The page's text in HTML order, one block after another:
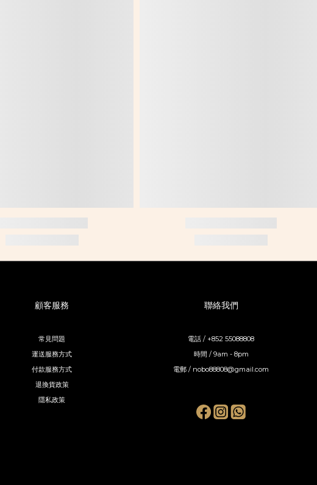
顧客服務
常見問題
運送服務方式
付款服務方式
退換貨政策
隱私政策
聯絡我們
電話 / +852 55088808
時間 / 9am - 8pm
電郵 / nobo88808@gmail.com